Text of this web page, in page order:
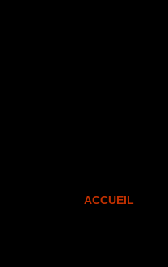
ACCUEIL